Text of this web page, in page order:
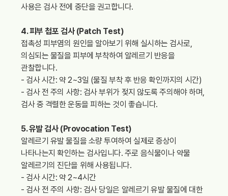
사용은 검사 전에 중단을 권고합니다.
4. 피부 첩포 검사 (Patch Test)
접촉성 피부염의 원인을 알아보기 위해 실시하는 검사로,
의심되는 물질을 피부에 부착하여 알레르기 반응을
관찰합니다.
- 검사 시간: 약 2~3일 (물질 부착 후 반응 확인까지의 시간)
- 검사 전 주의 사항: 검사 부위가 젖지 않도록 주의해야 하며,
검사 중 격렬한 운동을 피하는 것이 좋습니다.
5. 유발 검사 (Provocation Test)
알레르기 유발 물질을 소량 투여하여 실제로 증상이
나타나는지 확인하는 검사입니다. 주로 음식물이나 약물
알레르기의 진단을 위해 사용됩니다.
- 검사 시간: 약 2~4시간
- 검사 전 주의 사항: 검사 당일은 알레르기 유발 물질에 대한